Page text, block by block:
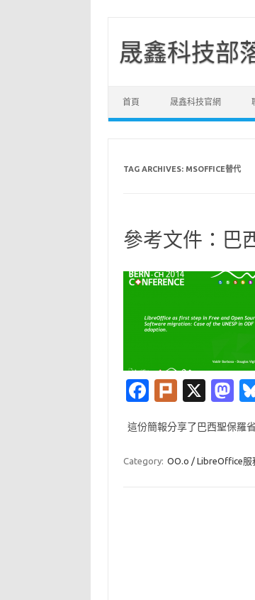
晟鑫科技部
首頁 晟鑫科技官網
TAG ARCHIVES: MSOFFICE替代
參考文件：巴
Fa
e
b
Pl
k
X
M
t
o
這份簡報分享了巴西聖保羅
Category: OO.o / LibreOffice服